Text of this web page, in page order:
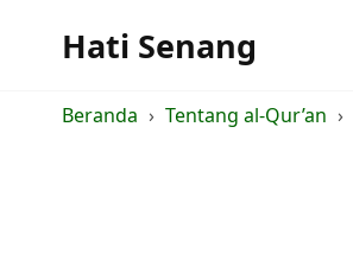
Hati Senang
Beranda Tentang al-Qur’an